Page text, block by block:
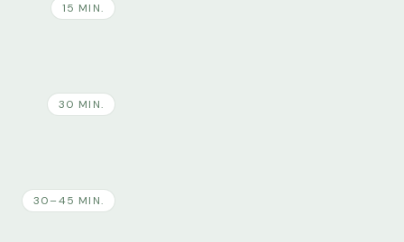
15 MIN.
30 MIN.
30–45 MIN.